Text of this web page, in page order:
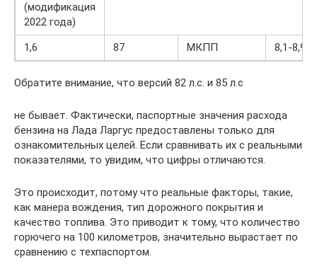
(модификация
2022 года)
1,6
87 МКПП 8,1-8,9
Обратите внимание, что версий 82 л.с. и 85 л.с
не бывает. Фактически, паспортные значения расхода
бензина на Лада Ларгус предоставлены только для
ознакомительных целей. Если сравнивать их с реальными
показателями, то увидим, что цифры отличаются.
Это происходит, потому что реальные факторы, такие,
как манера вождения, тип дорожного покрытия и
качество топлива. Это приводит к тому, что количество
горючего на 100 километров, значительно вырастает по
сравнению с техпаспортом.